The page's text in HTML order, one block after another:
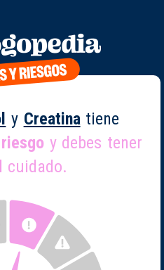
y Creatinatiene
y debes tener
cuidado.